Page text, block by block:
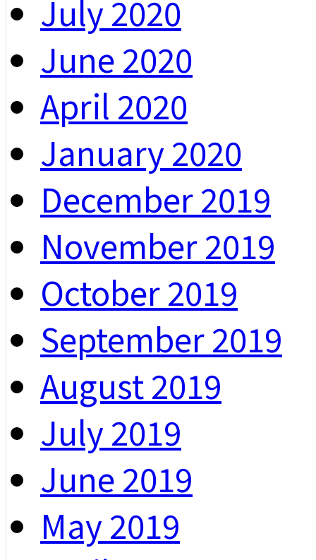
July 2020
June 2020
April 2020
January 2020
December 2019
November 2019
October 2019
September 2019
August 2019
July 2019
June 2019
May 2019